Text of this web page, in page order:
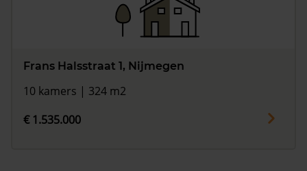
Frans Halsstraat 1, Nijmegen
10 kamers | 324 m2
€ 1.535.000